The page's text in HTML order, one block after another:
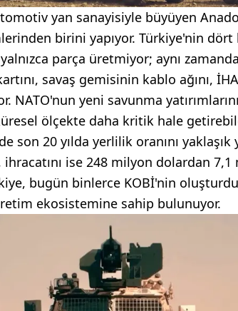
yan sanayisiyle büyüyen
birini yapıyor. Türkiye'nin dört
parça üretmiyor; aynı
savaş gemisinin kablo ağını,
NATO'nun yeni savunma
ölçekte daha kritik hale
son 20 yılda yerlilik oranını
ise 248 milyon dolardan 7,1
bugün binlerce KOBİ'nin
ekosistemine sahip bulunuyor.